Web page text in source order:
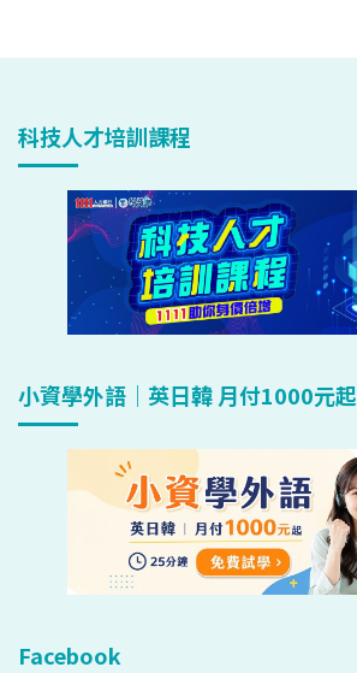
科技人才培訓課程
小資學外語｜英日韓 月付1000元起
Facebook